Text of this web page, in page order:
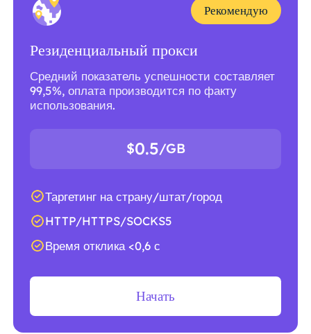
Рекомендую
Резиденциальный прокси
Средний показатель успешности составляет
99,5%, оплата производится по факту
использования.
$0.5/GB
Таргетинг на страну/штат/город
HTTP/HTTPS/SOCKS5
Время отклика <0,6 с
Начать